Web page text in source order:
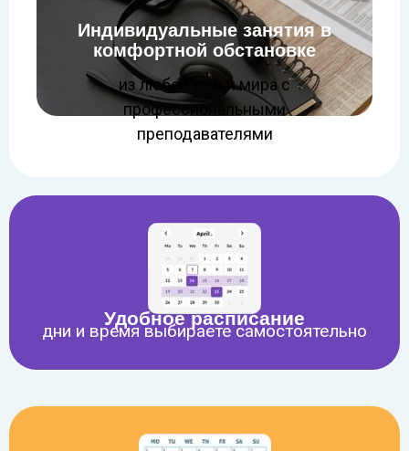
Удобное расписание
дни и время выбираете самостоятельно
Индивидуальные занятия в
комфортной обстановке
из любой точки мира с
профессиональными
преподавателями